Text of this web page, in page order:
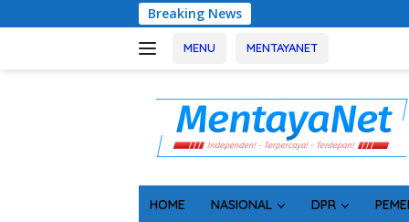
ke
Breaking News
MENU MENTAYANET
HOME NASIONAL DPR